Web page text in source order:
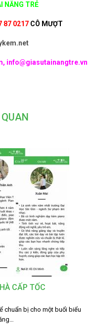
NĂNG TRẺ
87 0217 CÔ MƯỢT
info@giasutainangtre.vn
CẤP TỐC
chuẩn bị cho một buổi biểu